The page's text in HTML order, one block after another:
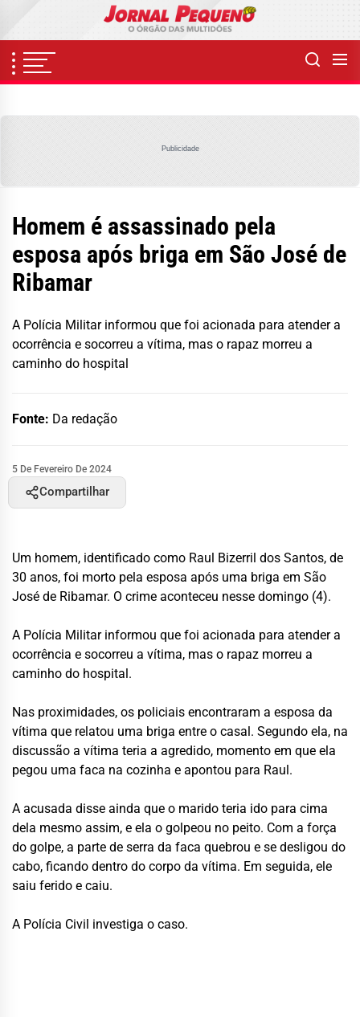
content
Publicidade
Homem é assassinado pela
esposa após briga em São José de
Ribamar
A Polícia Militar informou que foi acionada para atender a
ocorrência e socorreu a vítima, mas o rapaz morreu a
caminho do hospital
Fonte: Da redação
5 De Fevereiro De 2024
Compartilhar
Um homem, identificado como Raul Bizerril dos Santos, de
30 anos, foi morto pela esposa após uma briga em São
José de Ribamar. O crime aconteceu nesse domingo (4).
A Polícia Militar informou que foi acionada para atender a
ocorrência e socorreu a vítima, mas o rapaz morreu a
caminho do hospital.
Nas proximidades, os policiais encontraram a esposa da
vítima que relatou uma briga entre o casal. Segundo ela, na
discussão a vítima teria a agredido, momento em que ela
pegou uma faca na cozinha e apontou para Raul.
A acusada disse ainda que o marido teria ido para cima
dela mesmo assim, e ela o golpeou no peito. Com a força
do golpe, a parte de serra da faca quebrou e se desligou do
cabo, ficando dentro do corpo da vítima. Em seguida, ele
saiu ferido e caiu.
A Polícia Civil investiga o caso.